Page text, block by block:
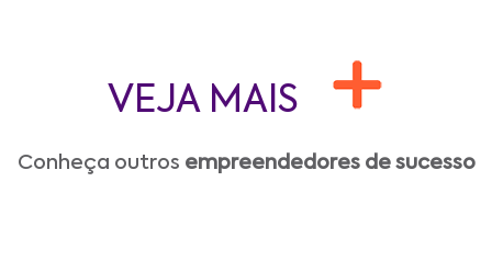
VEJA MAIS
Conheça outros empreendedores de sucesso